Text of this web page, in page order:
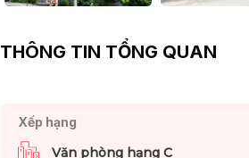
THÔNG TIN TỔNG QUAN
Xếp hạng
Văn phòng hạng C